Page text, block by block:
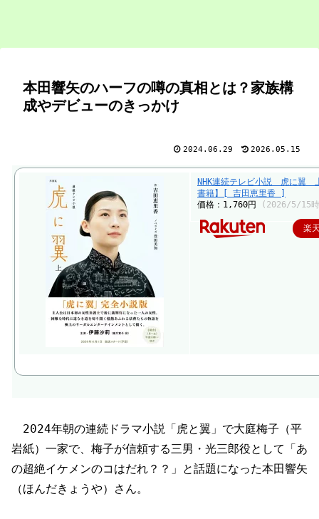
本田響矢のハーフの噂の真相とは？家族構
成やデビューのきっかけ
2024.06.29 2026.05.15
NHK連続テレビ小説 虎に翼
書籍】[ 吉田恵里香 ]
価格：1,760円
(2026/5/15
楽
2024年朝の連続ドラマ小説「虎と翼」で大庭梅子（平
岩紙）一家で、梅子が信頼する三男・光三郎役として「あ
の超絶イケメンのコはだれ？？」と話題になった本田響矢
（ほんだきょうや）さん。